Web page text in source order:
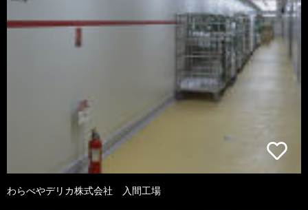
わらべやデリカ株式会社 入間工場